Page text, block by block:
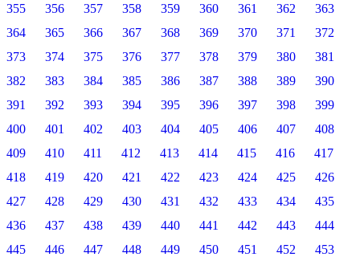
355
356 357 358 359 360 361 362
363
364
365 366 367 368 369 370 371
372
373
374 375 376 377 378 379 380
381
382
383 384 385 386 387 388 389
390
391
392 393 394 395 396 397 398
399
400
401 402 403 404 405 406 407
408
409
410 411 412 413 414 415 416
417
418
419 420 421 422 423 424 425
426
427
428 429 430 431 432 433 434
435
436
437 438 439 440 441 442 443
444
445
446 447 448 449 450 451 452
453